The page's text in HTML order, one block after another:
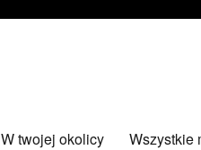
W twojej okolicy Wszystkie